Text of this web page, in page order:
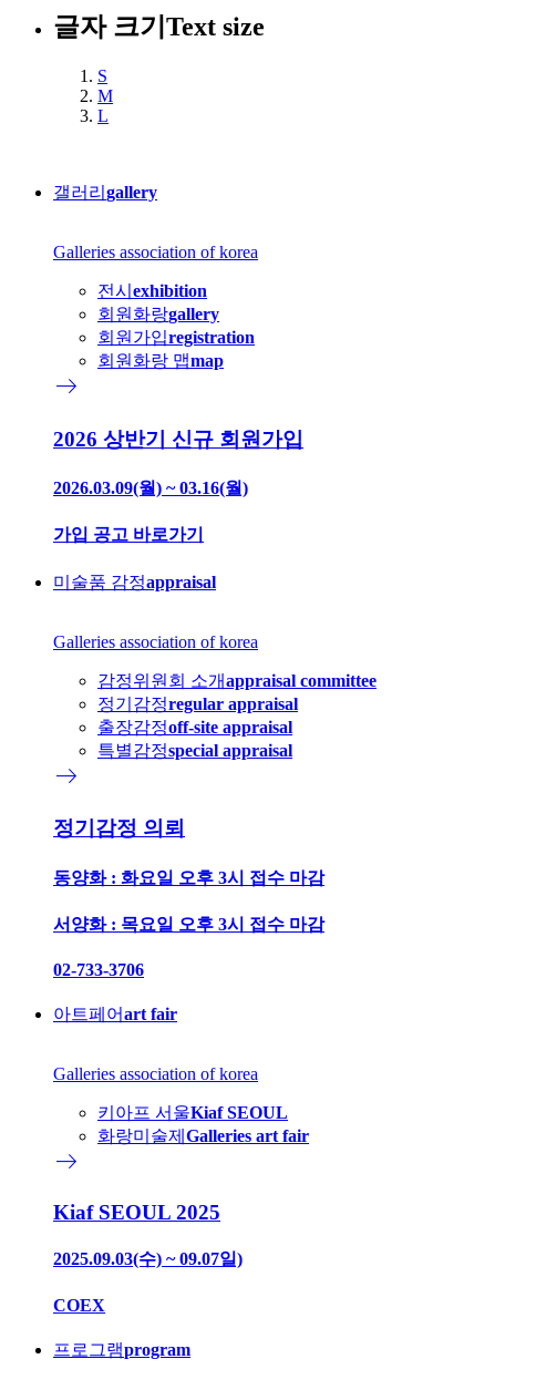
글자 크기 Text size
S
M
L
갤러리 gallery
Galleries association of korea
전시 exhibition
회원화랑gallery
회원가입registration
회원화랑 맵map
east
2026 상반기 신규 회원가입
2026.03.09(월) ~ 03.16(월)
가입 공고 바로가기
미술품 감정appraisal
Galleries association of korea
감정위원회 소개appraisal committee
정기감정regular appraisal
출장감정off-site appraisal
특별감정special appraisal
east
정기감정 의뢰
동양화 : 화요일 오후 3시 접수 마감
서양화 : 목요일 오후 3시 접수 마감
02-733-3706
아트페어art fair
Galleries association of korea
키아프 서울Kiaf SEOUL
화랑미술제 Galleries art fair
east
Kiaf SEOUL 2025
2025.09.03(수) ~ 09.07일)
COEX
프로그램program